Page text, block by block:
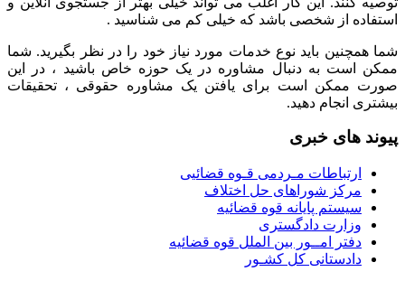
استفاده از شخصی باشد که خیلی کم می شناسید .
شما همچنین باید نوع خدمات مورد نیاز خود را در نظر بگیرید. شما
ممکن است به دنبال مشاوره در یک حوزه خاص باشید ، در این
صورت ممکن است برای یافتن یک مشاوره حقوقی ، تحقیقات
بیشتری انجام دهید.
پیوند های خبری
ارتباطات مـردمی قـوه قضائیی
مرکز شوراهای حل اختلاف
سیستم پایانه قوه قضائیه
وزارت دادگستری
دفتر امــور بين الملل قوه قضائيه
دادستانی كل كشـور